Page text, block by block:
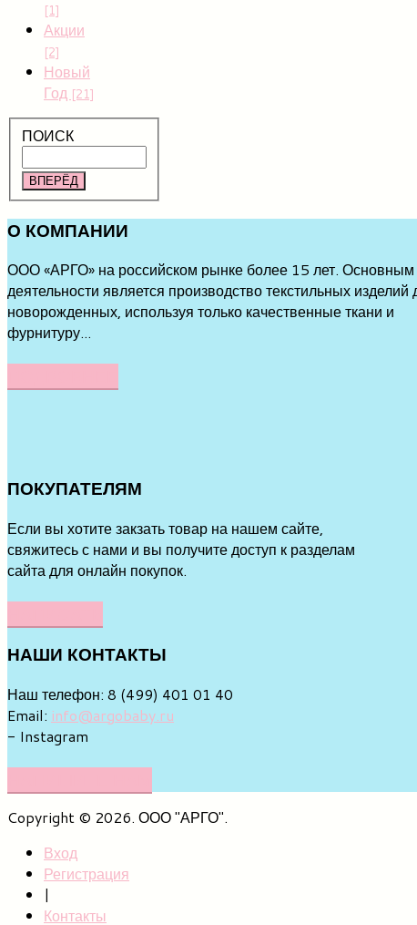
[1]
Акции
[2]
Новый
Год [21]
ПОИСК
ВПЕРЁД
О КОМПАНИИ
ООО «АРГО» на российском рынке более 15 лет.
деятельности является производство текстильных изделий
новорожденных, используя только качественные ткани и
фурнитуру...
ПОКУПАТЕЛЯМ
Если вы хотите закзать товар на нашем сайте,
свяжитесь с нами и вы получите доступ к разделам
сайта для онлайн покупок.
НАШИ КОНТАКТЫ
Наш телефон: 8 (499) 401 01 40
Email: info@argobaby.ru
- Instagram
Copyright © 2026. ООО "АРГО".
Вход
Регистрация
|
Контакты